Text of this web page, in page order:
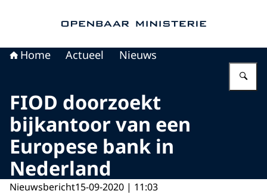
Home Actueel Nieuws
FIOD doorzoekt
bijkantoor van een
Europese bank in
Nederland
Nieuwsbericht15-09-2020 | 11:03